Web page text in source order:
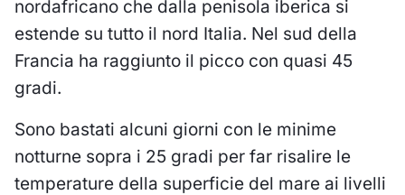
nordafricano che dalla penisola iberica si
estende su tutto il nord Italia. Nel sud della
Francia ha raggiunto il picco con quasi 45
gradi.
Sono bastati alcuni giorni con le minime
notturne sopra i 25 gradi per far risalire le
temperature della superficie del mare ai livelli